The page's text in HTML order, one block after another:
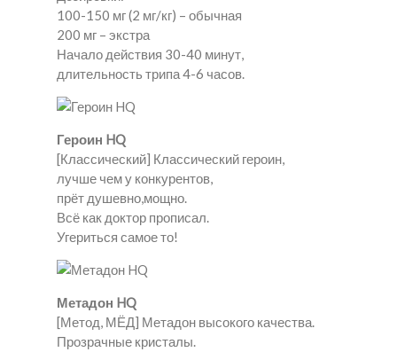
100-150 мг (2 мг/кг) – обычная
200 мг – экстра
Начало действия 30-40 минут,
длительность трипа 4-6 часов.
Героин HQ
[Классический] Классический героин,
лучше чем у конкурентов,
прёт душевно,мощно.
Всё как доктор прописал.
Угериться самое то!
Метадон HQ
[Метод, МЁД] Метадон высокого качества.
Прозрачные кристалы.